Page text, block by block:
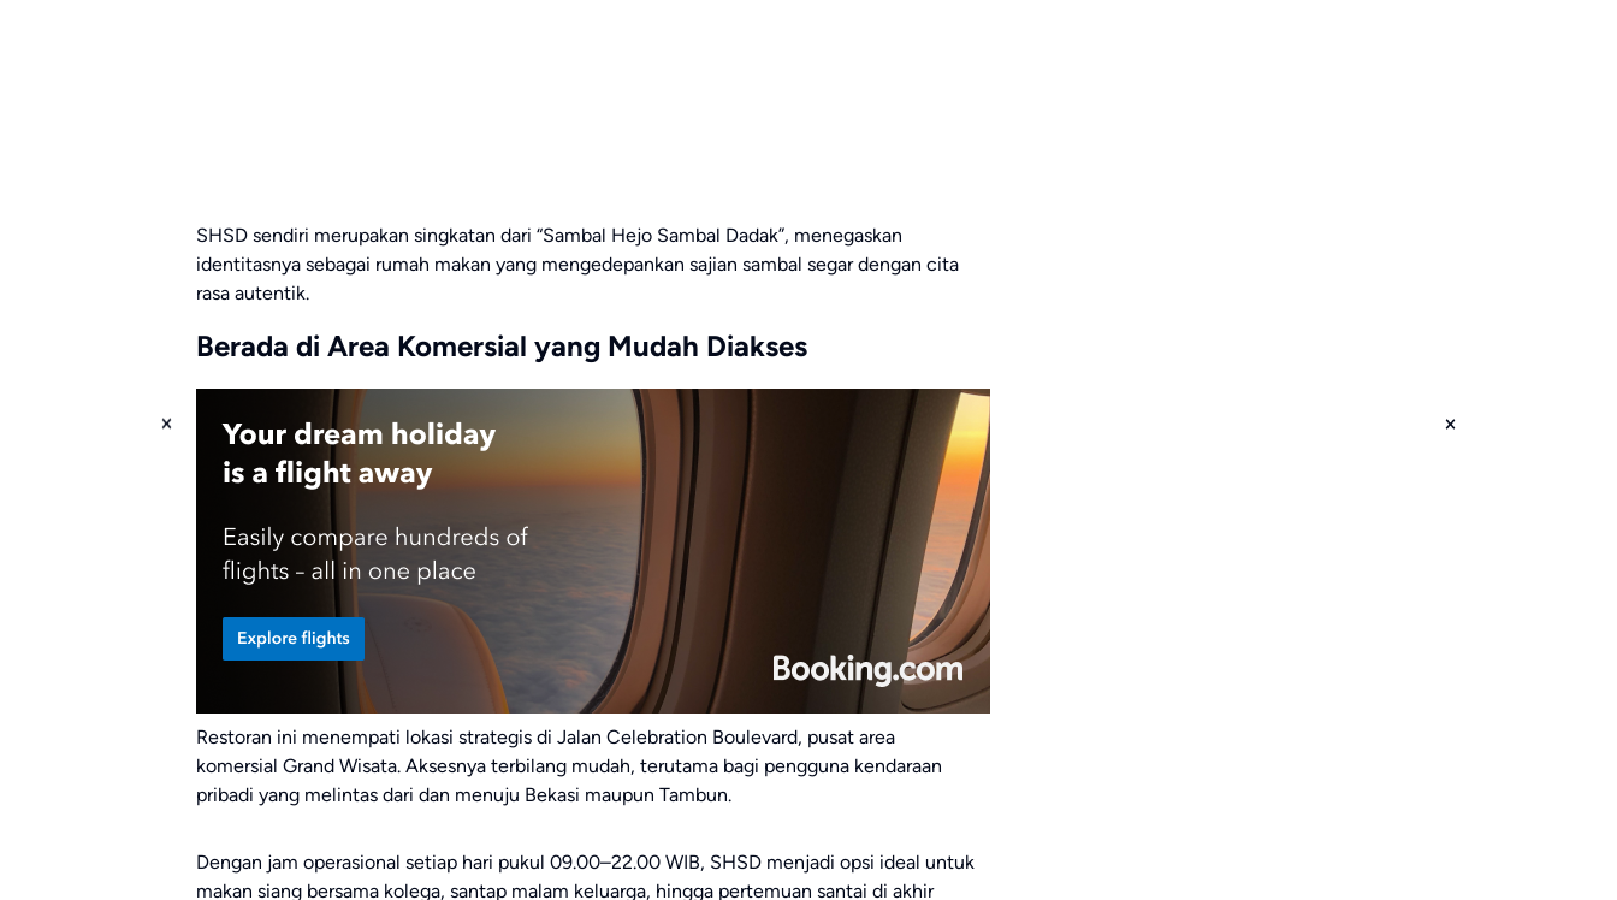
SHSD sendiri merupakan singkatan dari “Sambal Hejo Sambal Dadak”, menegaskan
identitasnya sebagai rumah makan yang mengedepankan sajian sambal segar dengan cita
rasa autentik.
Berada di Area Komersial yang Mudah Diakses
Restoran ini menempati lokasi strategis di Jalan Celebration Boulevard, pusat area
komersial Grand Wisata. Aksesnya terbilang mudah, terutama bagi pengguna kendaraan
pribadi yang melintas dari dan menuju Bekasi maupun Tambun.
Dengan jam operasional setiap hari pukul 09.00–22.00 WIB, SHSD menjadi opsi ideal untuk
makan siang bersama kolega, santap malam keluarga, hingga pertemuan santai di akhir